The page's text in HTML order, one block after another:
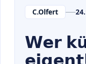
C.Olfert
𝗪𝗲𝗿